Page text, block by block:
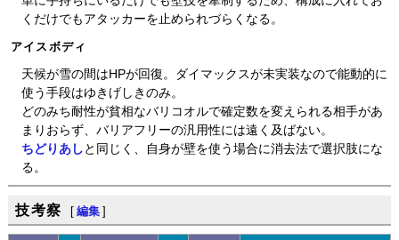
くだけでもアタッカーを止められづらくなる。
アイスボディ
天候が雪の間はHPが回復。ダイマックスが未実装なので能動的に
使う手段はゆきげしきのみ。
どのみち耐性が貧相なバリコオルで確定数を変えられる相手があ
まりおらず、バリアフリーの汎用性には遠く及ばない。
ちどりあし と同じく、自身が壁を使う場合に消去法で選択肢にな
る。
技考察 [ 編集 ]